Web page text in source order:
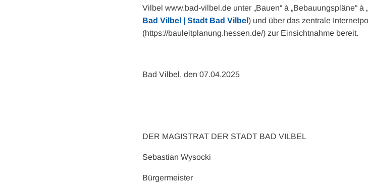
Vilbel www.bad-vilbel.de unter „Bauen“ à „Bebauungspläne“ à
Bad Vilbel | Stadt Bad Vilbel) und über das zentrale
(https://bauleitplanung.hessen.de/) zur Einsichtnahme bereit.
Bad Vilbel, den 07.04.2025
DER MAGISTRAT DER STADT BAD VILBEL
Sebastian Wysocki
Bürgermeister